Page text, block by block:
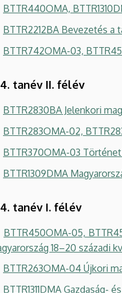
BTTR440OMA,
BTTR2212BA Bevezetés
BTTR742OMA-03,
tanév II. félév
BTTR2830BA Jelenkori
BTTR283OMA-02,
BTTR370OMA-03
BTTR1309DMA
tanév I. félév
BTTR450OMA-05,
18–20 századi
BTTR263OMA-04 Újkori
BTTR1311DMA